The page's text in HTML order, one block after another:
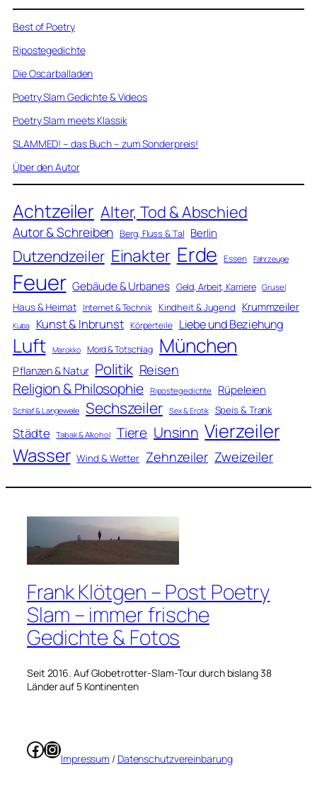
Best of Poetry
Ripostegedichte
Die Oscarballaden
Poetry Slam Gedichte & Videos
Poetry Slam meets Klassik
SLAMMED! – das Buch – zum Sonderpreis!
Über den Autor
Achtzeiler Alter, Tod & Abschied
Autor & Schreiben Berg, Fluss & Tal Berlin
Dutzendzeiler Einakter Erde Essen Fahrzeuge
Feuer Gebäude & Urbanes Geld, Arbeit, Karriere Grusel
Haus & Heimat Internet & Technik Kindheit & Jugend Krummzeiler
Kuba Kunst & Inbrunst Körperteile Liebe und Beziehung
Luft Marokko Mord & Totschlag München
Pflanzen & Natur Politik Reisen
Religion & Philosophie Ripostegedichte Rüpeleien
Schlaf & Langeweile Sechszeiler Sex & Erotik Speis & Trank
Städte Tabak & Alkohol Tiere Unsinn Vierzeiler
Wasser Wind & Wetter Zehnzeiler Zweizeiler
Frank Klötgen – Post Poetry
Slam – immer frische
Gedichte & Fotos
Seit 2016. Auf Globetrotter-Slam-Tour durch bislang 38
Länder auf 5 Kontinenten
Facebook
Instagram
Impressum / Datenschutzvereinbarung